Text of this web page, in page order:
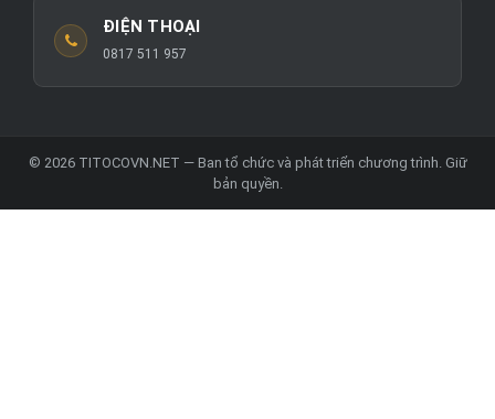
ĐIỆN THOẠI
0817 511 957
© 2026 TITOCOVN.NET — Ban tổ chức và phát triển chương trình. Giữ
bản quyền.